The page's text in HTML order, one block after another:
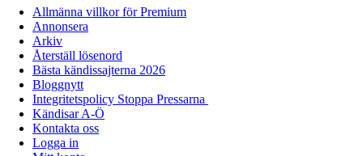
Allmänna villkor för Premium
Annonsera
Arkiv
Återställ lösenord
Bästa kändissajterna 2026
Bloggnytt
Integritetspolicy Stoppa Pressarna
Kändisar A-Ö
Kontakta oss
Logga in